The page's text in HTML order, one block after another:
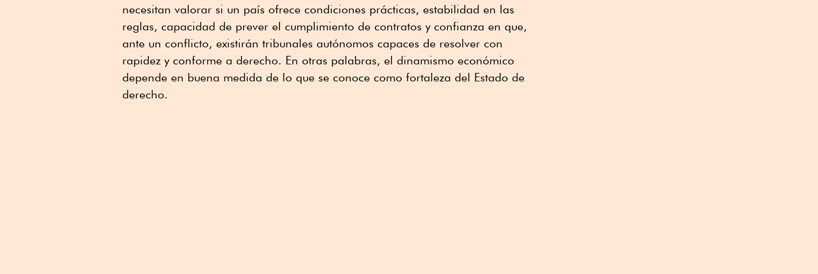
necesitan valorar si un país ofrece condiciones prácticas, estabilidad en las
reglas, capacidad de prever el cumplimiento de contratos y confianza en que,
ante un conflicto, existirán tribunales autónomos capaces de resolver con
rapidez y conforme a derecho. En otras palabras, el dinamismo económico
depende en buena medida de lo que se conoce como fortaleza del Estado de
derecho.